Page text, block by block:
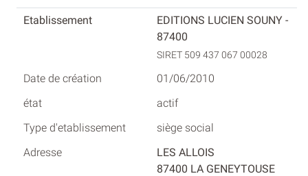
EDITIONS LUCIEN SOUNY -
87400
SIRET 509 437 067 00028
01/06/2010
actif
siège social
LES ALLOIS
87400 LA GENEYTOUSE